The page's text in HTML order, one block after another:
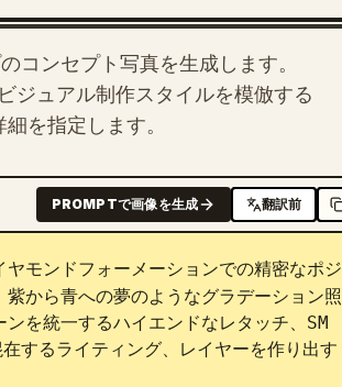
コンセプト写真を生成します。
ジュアル制作スタイルを模倣する
を指定します。
PROMPTで画像を生成 翻訳前
モンドフォーメーションでの精密なポジ
から青への夢のようなグラデーション照
を統一するハイエンドなレタッチ、SM
るライティング、レイヤーを作り出す